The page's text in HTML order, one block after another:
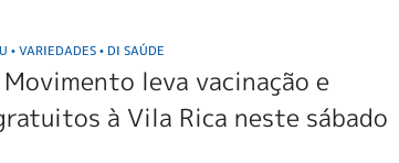
• VARIEDADES• DI SAÚDE
Movimento leva vacinação e
à Vila Rica neste sábado